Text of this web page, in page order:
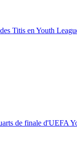
Titis en Youth
de finale d'UEFA